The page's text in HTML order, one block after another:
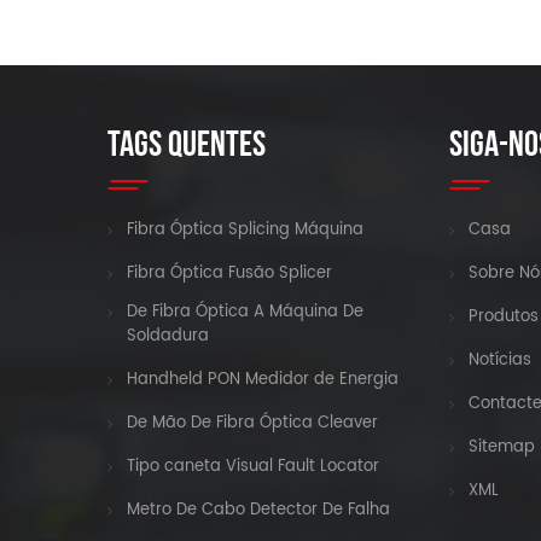
TAGS QUENTES
Fibra Óptica Splicing Máquina
Fibra Óptica Fusão Splicer
De Fibra Óptica A Máquina De
Soldadura
Handheld PON Medidor de Energia
De Mão De Fibra Óptica Cleaver
Tipo caneta Visual Fault Locator
Metro De Cabo Detector De Falha
SIGA-
Casa
Sobre
Produtos
Notícias
Sitemap
XML